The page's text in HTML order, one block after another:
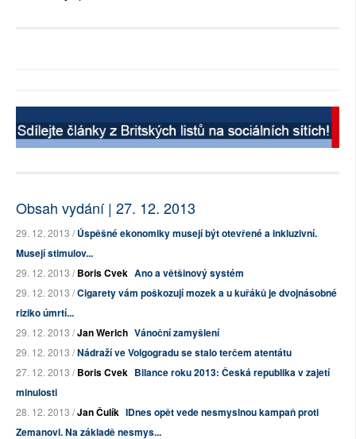
Obsah vydání | 27. 12. 2013
29. 12. 2013 /Úspěšné ekonomiky musejí být otevřené a inkluzivní.
Musejí stimulov...
29. 12. 2013 /Boris Cvek Ano a většinový systém
29. 12. 2013 /Cigarety vám poškozují mozek a u kuřáků je dvojnásobné
riziko úmrtí...
29. 12. 2013 /Jan Werich Vánoční zamyšlení
29. 12. 2013 /Nádraží ve Volgogradu se stalo terčem atentátu
27. 12. 2013 /Boris Cvek Bilance roku 2013: Česká republika v zajetí
minulosti
28. 12. 2013 /Jan Čulík IDnes opět vede nesmyslnou kampaň proti
Zemanovi. Na základě nesmys...